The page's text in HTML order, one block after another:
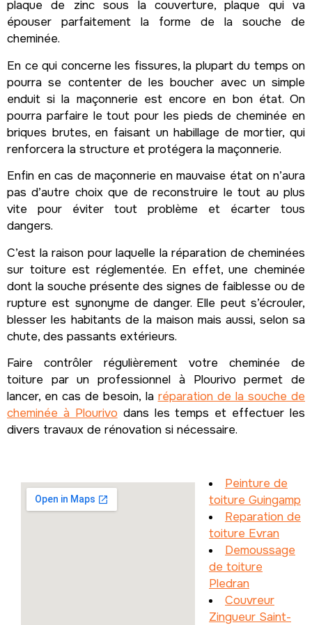
plaque de zinc sous la couverture, plaque qui va
épouser parfaitement la forme de la souche de
cheminée.
En ce qui concerne les fissures, la plupart du temps on
pourra se contenter de les boucher avec un simple
enduit si la maçonnerie est encore en bon état. On
pourra parfaire le tout pour les pieds de cheminée en
briques brutes, en faisant un habillage de mortier, qui
renforcera la structure et protégera la maçonnerie.
Enfin en cas de maçonnerie en mauvaise état on n’aura
pas d’autre choix que de reconstruire le tout au plus
vite pour éviter tout problème et écarter tous
dangers.
C’est la raison pour laquelle la réparation de cheminées
sur toiture est réglementée. En effet, une cheminée
dont la souche présente des signes de faiblesse ou de
rupture est synonyme de danger. Elle peut s’écrouler,
blesser les habitants de la maison mais aussi, selon sa
chute, des passants extérieurs.
Faire contrôler régulièrement votre cheminée de
toiture par un professionnel à Plourivo permet de
lancer, en cas de besoin, la réparation de la souche de
cheminée à Plourivo dans les temps et effectuer les
divers travaux de rénovation si nécessaire.
Peinture de
toiture Guingamp
Reparation de
toiture Evran
Demoussage
de toiture
Pledran
Couvreur
Zingueur Saint-